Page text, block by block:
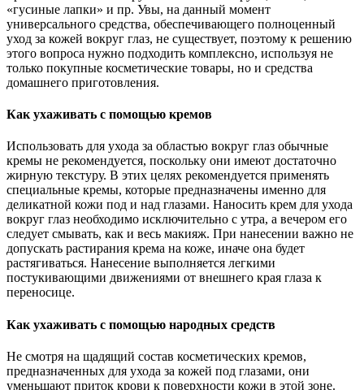
«гусиные лапки» и пр. Увы, на данный момент
универсального средства, обеспечивающего полноценный
уход за кожей вокруг глаз, не существует, поэтому к решению
этого вопроса нужно подходить комплексно, используя не
только покупные косметические товары, но и средства
домашнего приготовления.
Как ухаживать с помощью кремов
Использовать для ухода за областью вокруг глаз обычные
кремы не рекомендуется, поскольку они имеют достаточно
жирную текстуру. В этих целях рекомендуется применять
специальные кремы, которые предназначены именно для
деликатной кожи под и над глазами. Наносить крем для ухода
вокруг глаз необходимо исключительно с утра, а вечером его
следует смывать, как и весь макияж. При нанесении важно не
допускать растирания крема на коже, иначе она будет
растягиваться. Нанесение выполняется легкими
постукивающими движениями от внешнего края глаза к
переносице.
Как ухаживать с помощью народных средств
Не смотря на щадящий состав косметических кремов,
предназначенных для ухода за кожей под глазами, они
уменьшают приток крови к поверхности кожи в этой зоне.